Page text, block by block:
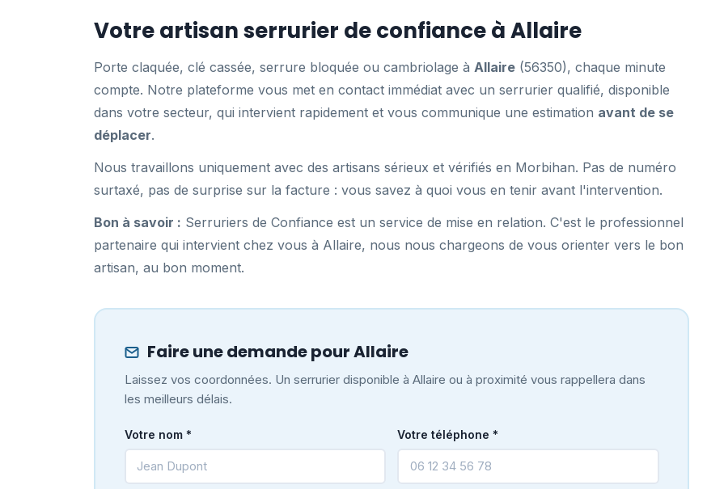
Votre artisan serrurier de confiance à Allaire
Porte claquée, clé cassée, serrure bloquée ou cambriolage à Allaire (56350), chaque minute
compte. Notre plateforme vous met en contact immédiat avec un serrurier qualifié, disponible
dans votre secteur, qui intervient rapidement et vous communique une estimation avant de se
déplacer.
Nous travaillons uniquement avec des artisans sérieux et vérifiés en Morbihan. Pas de numéro
surtaxé, pas de surprise sur la facture : vous savez à quoi vous en tenir avant l'intervention.
Bon à savoir : Serruriers de Confiance est un service de mise en relation. C'est le professionnel
partenaire qui intervient chez vous à Allaire, nous nous chargeons de vous orienter vers le bon
artisan, au bon moment.
Faire une demande pour Allaire
Laissez vos coordonnées. Un serrurier disponible à Allaire ou à proximité vous rappellera dans
les meilleurs délais.
Votre nom * Votre téléphone *